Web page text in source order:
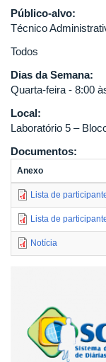
Público-alvo:
Técnico
Todos
Dias da Semana:
Quarta-feira - 8:00
Local:
Laboratório 5 –
Documentos:
Anexo
Lista de
Lista de
Notícia